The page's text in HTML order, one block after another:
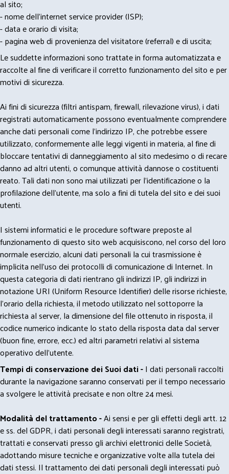
al sito;
- nome dell'internet service provider (ISP);
- data e orario di visita;
- pagina web di provenienza del visitatore (referral) e di uscita;
Le suddette informazioni sono trattate in forma automatizzata e
raccolte al fine di verificare il corretto funzionamento del sito e per
motivi di sicurezza.
Ai fini di sicurezza (filtri antispam, firewall, rilevazione virus), i dati
registrati automaticamente possono eventualmente comprendere
anche dati personali come l'indirizzo IP, che potrebbe essere
utilizzato, conformemente alle leggi vigenti in materia, al fine di
bloccare tentativi di danneggiamento al sito medesimo o di recare
danno ad altri utenti, o comunque attività dannose o costituenti
reato. Tali dati non sono mai utilizzati per l'identificazione o la
profilazione dell'utente, ma solo a fini di tutela del sito e dei suoi
utenti.
I sistemi informatici e le procedure software preposte al
funzionamento di questo sito web acquisiscono, nel corso del loro
normale esercizio, alcuni dati personali la cui trasmissione è
implicita nell'uso dei protocolli di comunicazione di Internet. In
questa categoria di dati rientrano gli indirizzi IP, gli indirizzi in
notazione URI (Uniform Resource Identifier) delle risorse richieste,
l'orario della richiesta, il metodo utilizzato nel sottoporre la
richiesta al server, la dimensione del file ottenuto in risposta, il
codice numerico indicante lo stato della risposta data dal server
(buon fine, errore, ecc.) ed altri parametri relativi al sistema
operativo dell'utente.
Tempi di conservazione dei Suoi dati -I dati personali raccolti
durante la navigazione saranno conservati per il tempo necessario
a svolgere le attività precisate e non oltre 24 mesi.
Modalità del trattamento -Ai sensi e per gli effetti degli artt. 12
e ss. del GDPR, i dati personali degli interessati saranno registrati,
trattati e conservati presso gli archivi elettronici delle Società,
adottando misure tecniche e organizzative volte alla tutela dei
dati stessi. Il trattamento dei dati personali degli interessati può